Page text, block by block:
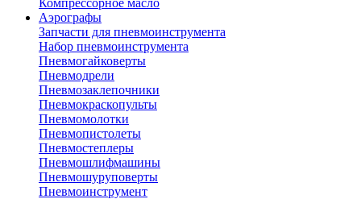
Аэрографы
Запчасти для пневмоинструмента
Набор пневмоинструмента
Пневмогайковерты
Пневмодрели
Пневмозаклепочники
Пневмокраскопульты
Пневмомолотки
Пневмопистолеты
Пневмостеплеры
Пневмошлифмашины
Пневмошуруповерты
Пневмоинструмент